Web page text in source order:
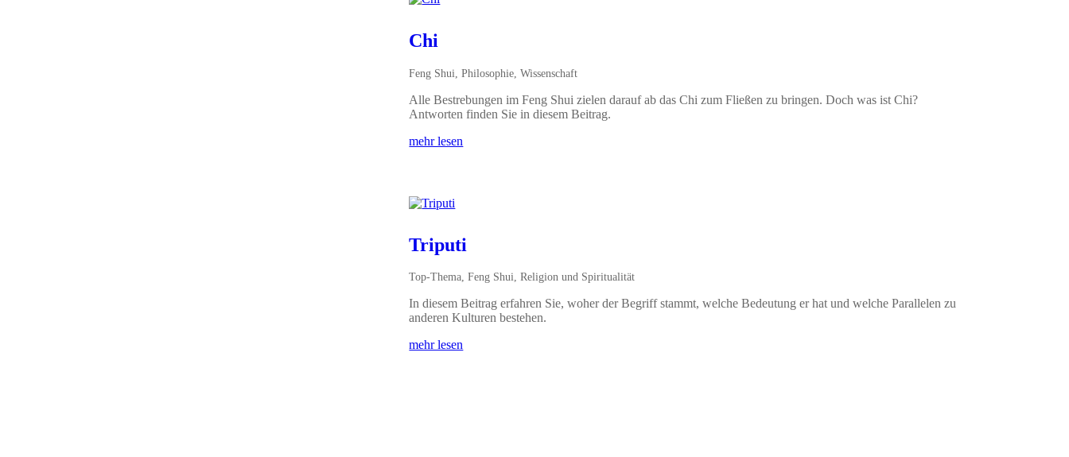
Chi
Feng Shui ,Philosophie ,Wissenschaft
Alle Bestrebungen im Feng Shui zielen darauf ab das Chi zum Fließen zu bringen. Doch was ist Chi?
Antworten finden Sie in diesem Beitrag.
mehr lesen
Triputi
Top-Thema,Feng Shui,Religion und Spiritualität
In diesem Beitrag erfahren Sie, woher der Begriff stammt, welche Bedeutung er hat und welche Parallelen zu
anderen Kulturen bestehen.
mehr lesen